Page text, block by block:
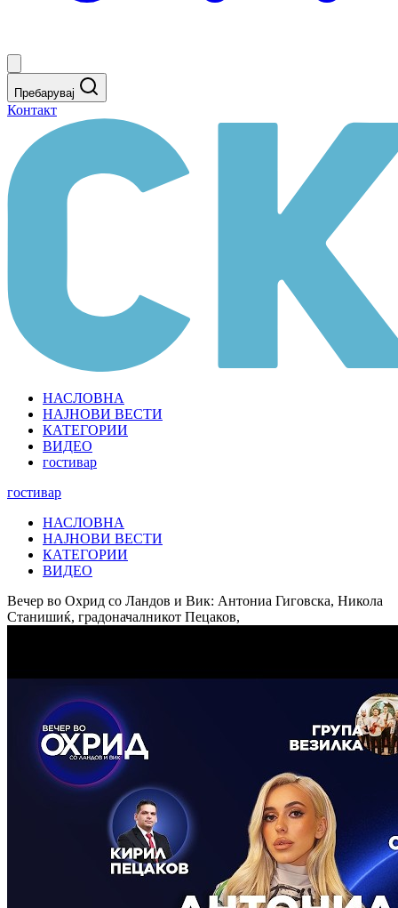
Пребарувај
Контакт
НАСЛОВНА
НАЈНОВИ ВЕСТИ
КАТЕГОРИИ
ВИДЕО
гостивар
гостивар
НАСЛОВНА
НАЈНОВИ ВЕСТИ
КАТЕГОРИИ
ВИДЕО
Вечер во Охрид со Ландов и Вик: Антониа Гиговска, Никола
Станишиќ, градоначалникот Пецаков,